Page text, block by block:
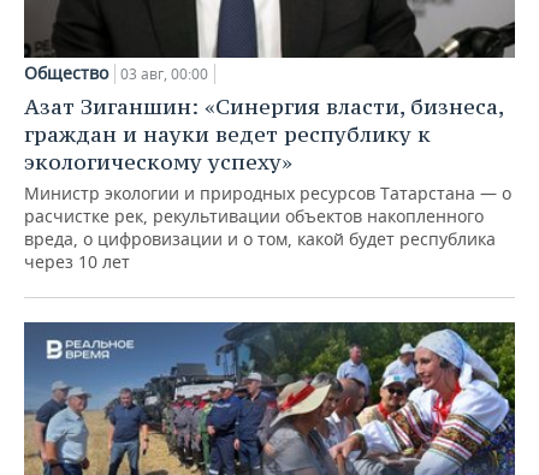
Общество 03 авг, 00:00
Азат Зиганшин: «Синергия власти, бизнеса,
граждан и науки ведет республику к
экологическому успеху»
Министр экологии и природных ресурсов Татарстана — о
расчистке рек, рекультивации объектов накопленного
вреда, о цифровизации и о том, какой будет республика
через 10 лет